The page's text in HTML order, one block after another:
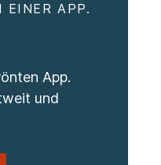
EINER APP.
App.
und